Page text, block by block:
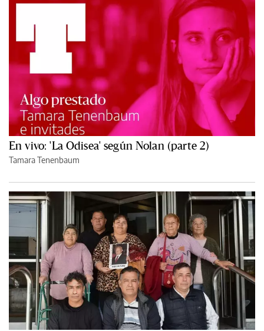
En vivo: 'La Odisea' según Nolan (parte 2)
Tamara Tenenbaum